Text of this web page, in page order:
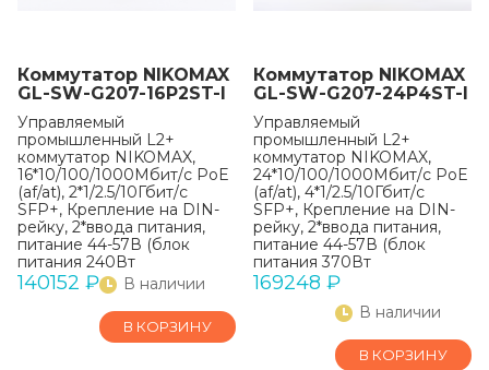
Коммутатор NIKOMAX
GL-SW-G207-16P2ST-I
Управляемый
промышленный L2+
коммутатор NIKOMAX,
16*10/100/1000Мбит/с PoE
(af/at), 2*1/2.5/10Гбит/с
SFP+, Крепление на DIN-
рейку, 2*ввода питания,
питание 44-57В (блок
питания 240Вт
поставляется отдельно),
140152 ₽ В наличии
В КОРЗИНУ
Коммутатор NIKOMAX
GL-SW-G207-24P4ST-I
Управляемый
промышленный L2+
коммутатор NIKOMAX,
24*10/100/1000Мбит/с PoE
(af/at), 4*1/2.5/10Гбит/с
SFP+, Крепление на DIN-
рейку, 2*ввода питания,
питание 44-57В (блок
питания 370Вт
поставляется отдельно),
169248 ₽
В наличии
В КОРЗИНУ